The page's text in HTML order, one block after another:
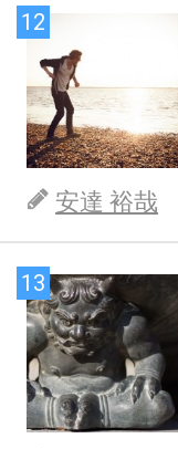
12
安達 裕哉
13